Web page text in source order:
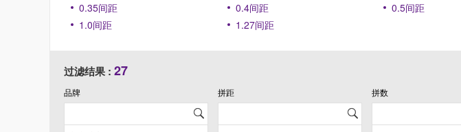
0.35间距 0.4间距 0.5间距
1.0间距
1.27间距
过滤结果 : 27
品牌 拼距 拼数